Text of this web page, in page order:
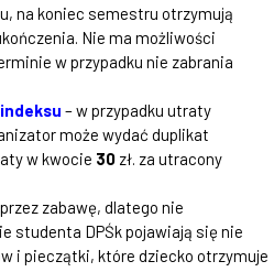
na koniec semestru otrzymują
Nie ma możliwości
w przypadku nie zabrania
– w przypadku utraty
może wydać duplikat
w kwocie 30 zł. za utracony
zabawę, dlatego nie
studenta DPŚk pojawiają się nie
i pieczątki, które dziecko otrzymuje